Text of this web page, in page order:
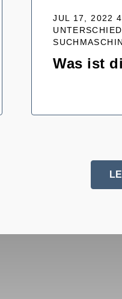
JUL 17, 2022
Was ist